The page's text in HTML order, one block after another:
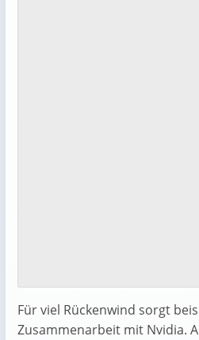
Für viel Rückenwind sorgt
Zusammenarbeit mit Nvidia.